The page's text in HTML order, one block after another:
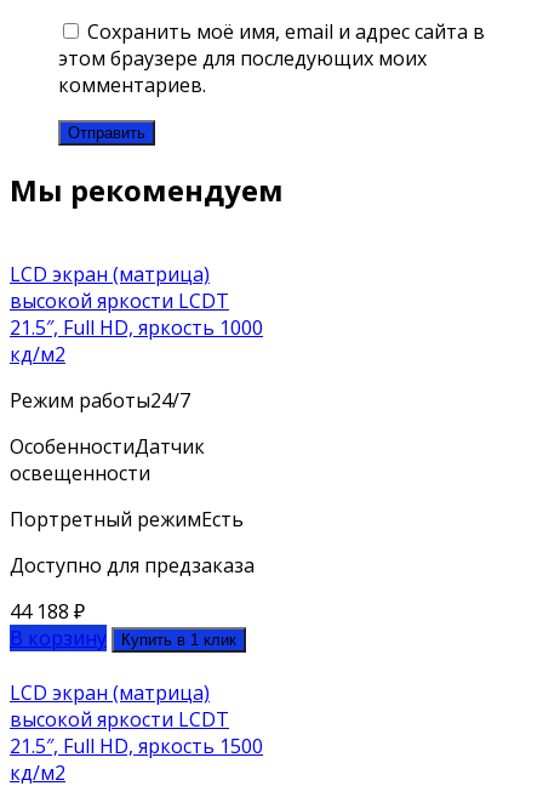
Сохранить моё имя, email и адрес сайта в
этом браузере для последующих моих
комментариев.
Мы рекомендуем
LCD экран (матрица)
высокой яркости LCDT
21.5″, Full HD, яркость 1000
кд/м2
Режим работы24/7
ОсобенностиДатчик
освещенности
Портретный режимЕсть
Доступно для предзаказа
44 188 ₽
В корзину
Купить в 1 клик
LCD экран (матрица)
высокой яркости LCDT
21.5″, Full HD, яркость 1500
кд/м2